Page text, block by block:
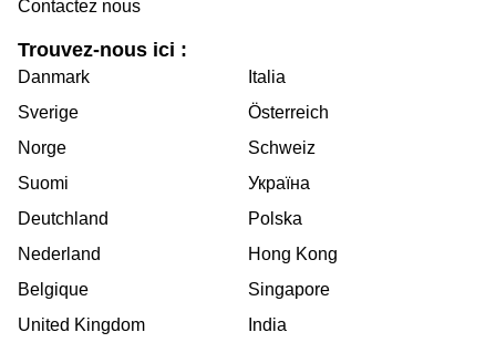
Contactez nous
Trouvez-nous ici :
Danmark
Sverige
Norge
Suomi
Deutchland
Nederland
Belgique
United Kingdom
Italia
Österreich
Schweiz
Україна
Polska
Hong Kong
Singapore
India